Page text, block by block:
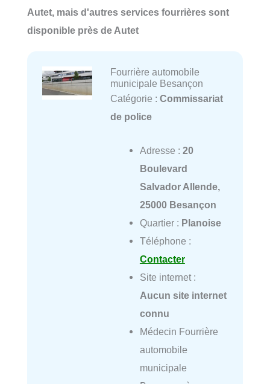
Autet, mais d'autres services fourrières sont
disponible près de Autet
Fourrière automobile
municipale Besançon
Catégorie : Commissariat
de police
Adresse : 20
Boulevard
Salvador Allende,
25000 Besançon
Quartier : Planoise
Téléphone :
Contacter
Site internet :
Aucun site internet
connu
Médecin Fourrière
automobile
municipale